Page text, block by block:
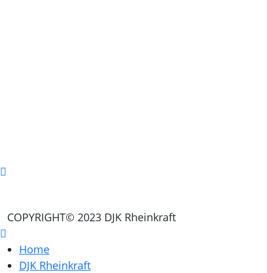
COPYRIGHT© 2023 DJK Rheinkraft
Home
DJK Rheinkraft